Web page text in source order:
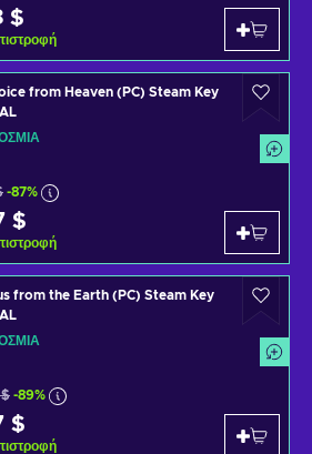
$
from Heaven (PC) Steam Key
-87%
$
from the Earth (PC) Steam Key
$ -89%
$